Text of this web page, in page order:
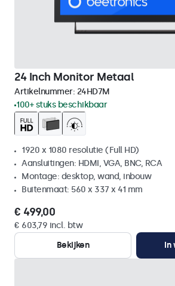
24 Inch Monitor Metaal
Artikelnummer: 24HD7M
100+ stuks beschikbaar
1920 x 1080 resolutie (Full HD)
Aansluitingen: HDMI, VGA, BNC, RCA
Montage: desktop, wand, inbouw
Buitenmaat: 560 x 337 x 41 mm
€ 499,00
€ 603,79 incl. btw
Bekijken
In